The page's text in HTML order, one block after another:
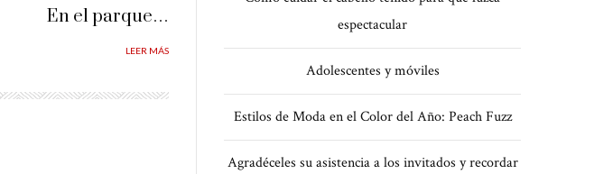
En el parque…
LEER MÁS
espectacular
Adolescentes y móviles
Estilos de Moda en el Color del Año: Peach Fuzz
Agradéceles su asistencia a los invitados y recordar